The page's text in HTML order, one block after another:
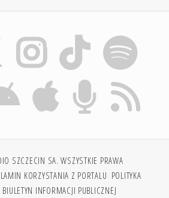
SZCZECIN SA. WSZYSTKIE PRAWA
KORZYSTANIA Z PORTALU POLITYKA
BIULETYN INFORMACJI PUBLICZNEJ